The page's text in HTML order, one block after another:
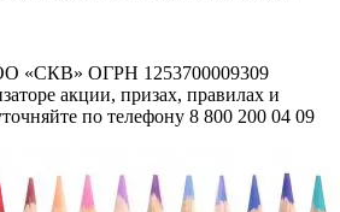
«СКВ» ОГРН 1253700009309
акции, призах, правилах и
по телефону 8 800 200 04 09